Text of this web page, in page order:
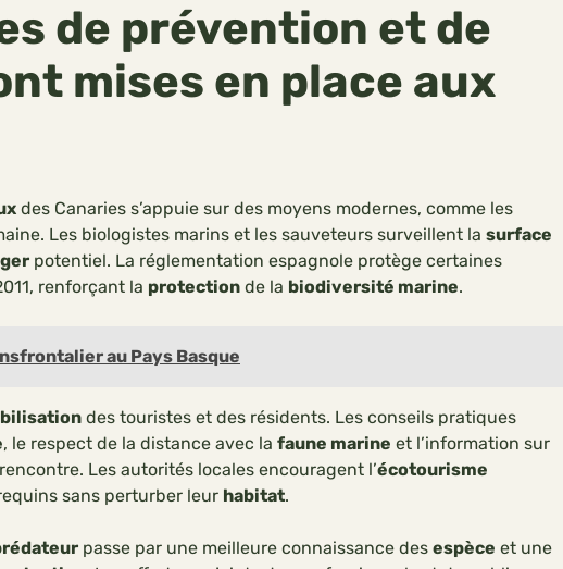
de prévention et de
mises en place aux
des Canaries s’appuie sur des moyens modernes, comme les
Les biologistes marins et les sauveteurs surveillent la surface
potentiel. La réglementation espagnole protège certaines
renforçant la protection de la biodiversité marine.
au Pays Basque
des touristes et des résidents. Les conseils pratiques
, le respect de la distance avec la faune marine et l’information sur
Les autorités locales encouragent l’écotourisme
sans perturber leur habitat.
passe par une meilleure connaissance des espèce et une